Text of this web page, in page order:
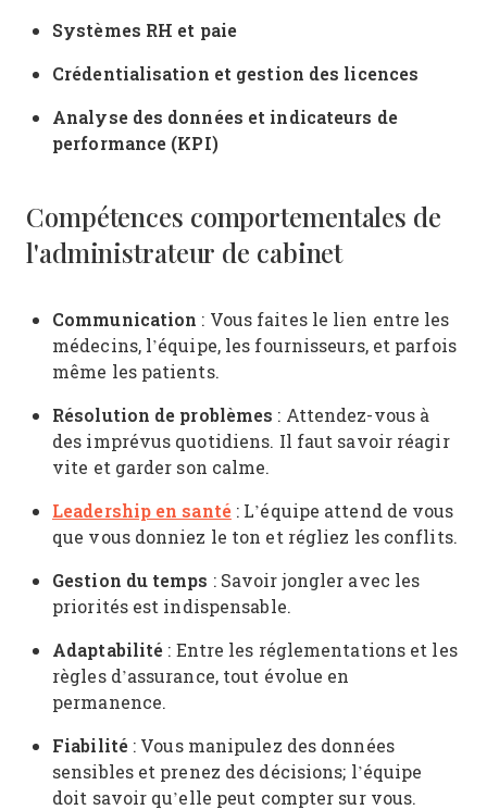
Systèmes RH et paie
Crédentialisation et gestion des licences
Analyse des données et indicateurs de
performance (KPI)
Compétences comportementales de
l'administrateur de cabinet
Communication : Vous faites le lien entre les
médecins, l’équipe, les fournisseurs, et parfois
même les patients.
Résolution de problèmes : Attendez-vous à
des imprévus quotidiens. Il faut savoir réagir
vite et garder son calme.
Leadership en santé: L’équipe attend de vous
que vous donniez le ton et régliez les conflits.
Gestion du temps : Savoir jongler avec les
priorités est indispensable.
Adaptabilité : Entre les réglementations et les
règles d’assurance, tout évolue en
permanence.
Fiabilité: Vous manipulez des données
sensibles et prenez des décisions; l’équipe
doit savoir qu’elle peut compter sur vous.